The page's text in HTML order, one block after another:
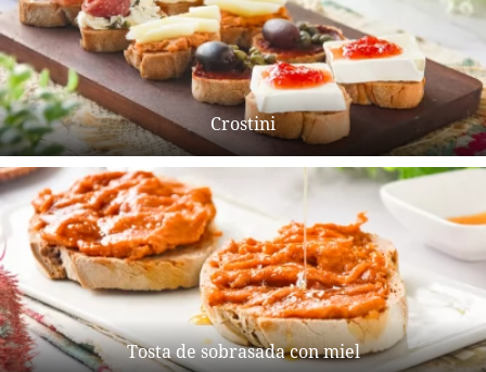
Crostini
Tosta de sobrasada con miel